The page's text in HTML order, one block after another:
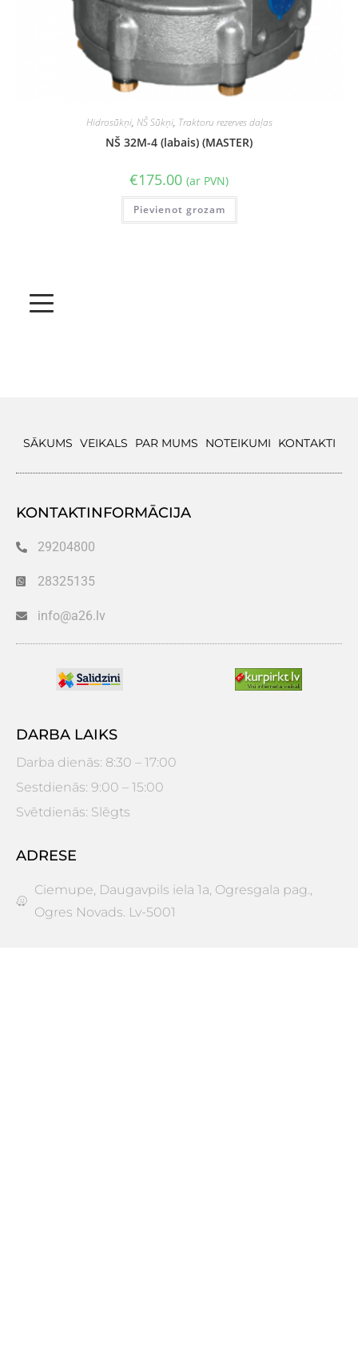
Hidrosūkņi, NŠ Sūkņi, Traktoru rezerves daļas
NŠ 32M-4 (labais) (MASTER)
€175.00 (ar PVN)
Pievienot grozam
SĀKUMS VEIKALS PAR MUMS NOTEIKUMI KONTAKTI
KONTAKTINFORMĀCIJA
29204800
28325135
info@a26.lv
DARBA LAIKS
Darba dienās: 8:30 – 17:00
Sestdienās: 9:00 – 15:00
Svētdienās: Slēgts
ADRESE
Ciemupe, Daugavpils iela 1a, Ogresgala pag.,
Ogres Novads. Lv-5001